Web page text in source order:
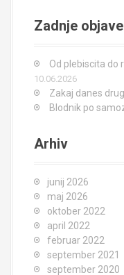
Zadnje objave
Od plebiscita do
10.06.2026
Zakaj danes
Blodnik po
Arhiv
junij 2026
maj 2026
oktober 2022
april 2022
februar 2022
september 2021
september 2020